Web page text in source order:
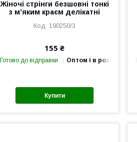
Жіночі стрінги безшовні тонкі
з м’яким краєм делікатні
190250/3
155 ₴
Готово до відправки Оптом і в роздріб
Купити